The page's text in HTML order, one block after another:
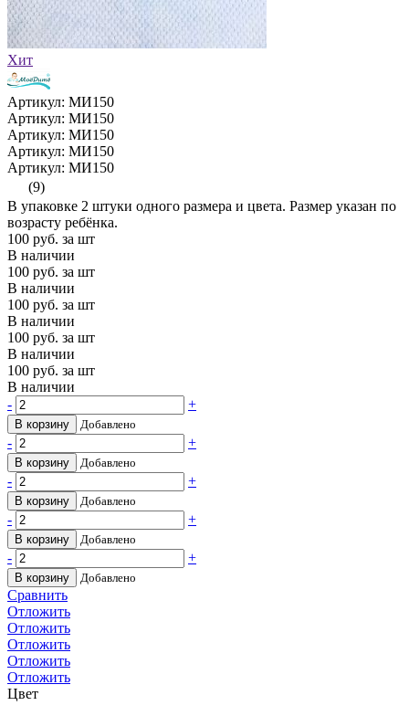
Хит
Артикул: МИ150
Артикул: МИ150
Артикул: МИ150
Артикул: МИ150
Артикул: МИ150
(9)
В упаковке 2 штуки одного размера и цвета. Размер указан по
возрасту ребёнка.
100 руб. за шт
В наличии
100 руб. за шт
В наличии
100 руб. за шт
В наличии
100 руб. за шт
В наличии
100 руб. за шт
В наличии
-
+
В корзину Добавлено
- +
В корзину Добавлено
- +
В корзину Добавлено
- +
В корзину Добавлено
- +
В корзину Добавлено
Сравнить
Отложить
Отложить
Отложить
Отложить
Отложить
Цвет